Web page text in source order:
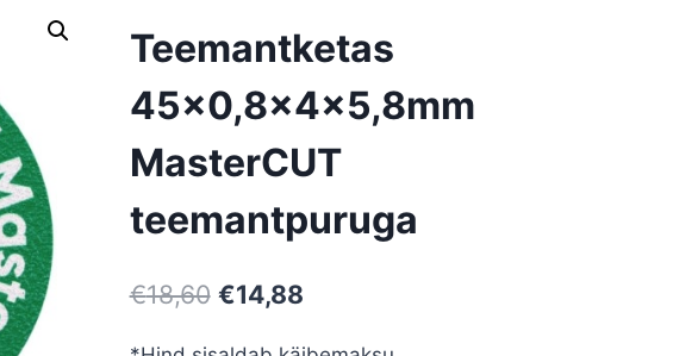
Teemantketas
45×0,8x4x5,8mm
MasterCUT
teemantpuruga
€18,60 Algne
€14,88Current